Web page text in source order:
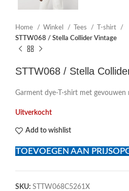
Home Winkel Tees
T-shirt
STTW068 / Stella Collider Vintage
STTW068 / Stella
Garment dye-T-shirt met
Uitverkocht
Add to wishlist
TOEVOEGEN AAN
SKU: STTW068C5261X